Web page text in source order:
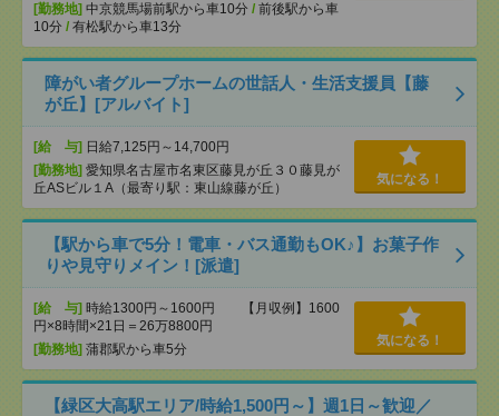
[勤務地] 中京競馬場前駅から車10分 / 前後駅から車
10分 / 有松駅から車13分
障がい者グループホームの世話人・生活支援員【藤
が丘】[アルバイト]
[給 与] 日給7,125円～14,700円
[勤務地] 愛知県名古屋市名東区藤見が丘３０藤見が
丘ASビル１A（最寄り駅：東山線藤が丘）
気になる！
【駅から車で5分！電車・バス通勤もOK♪】お菓子作
りや見守りメイン！[派遣]
[給 与] 時給1300円～1600円 【月収例】1600
円×8時間×21日＝26万8800円
[勤務地] 蒲郡駅から車5分
気になる！
【緑区大高駅エリア/時給1,500円～】週1日～歓迎／